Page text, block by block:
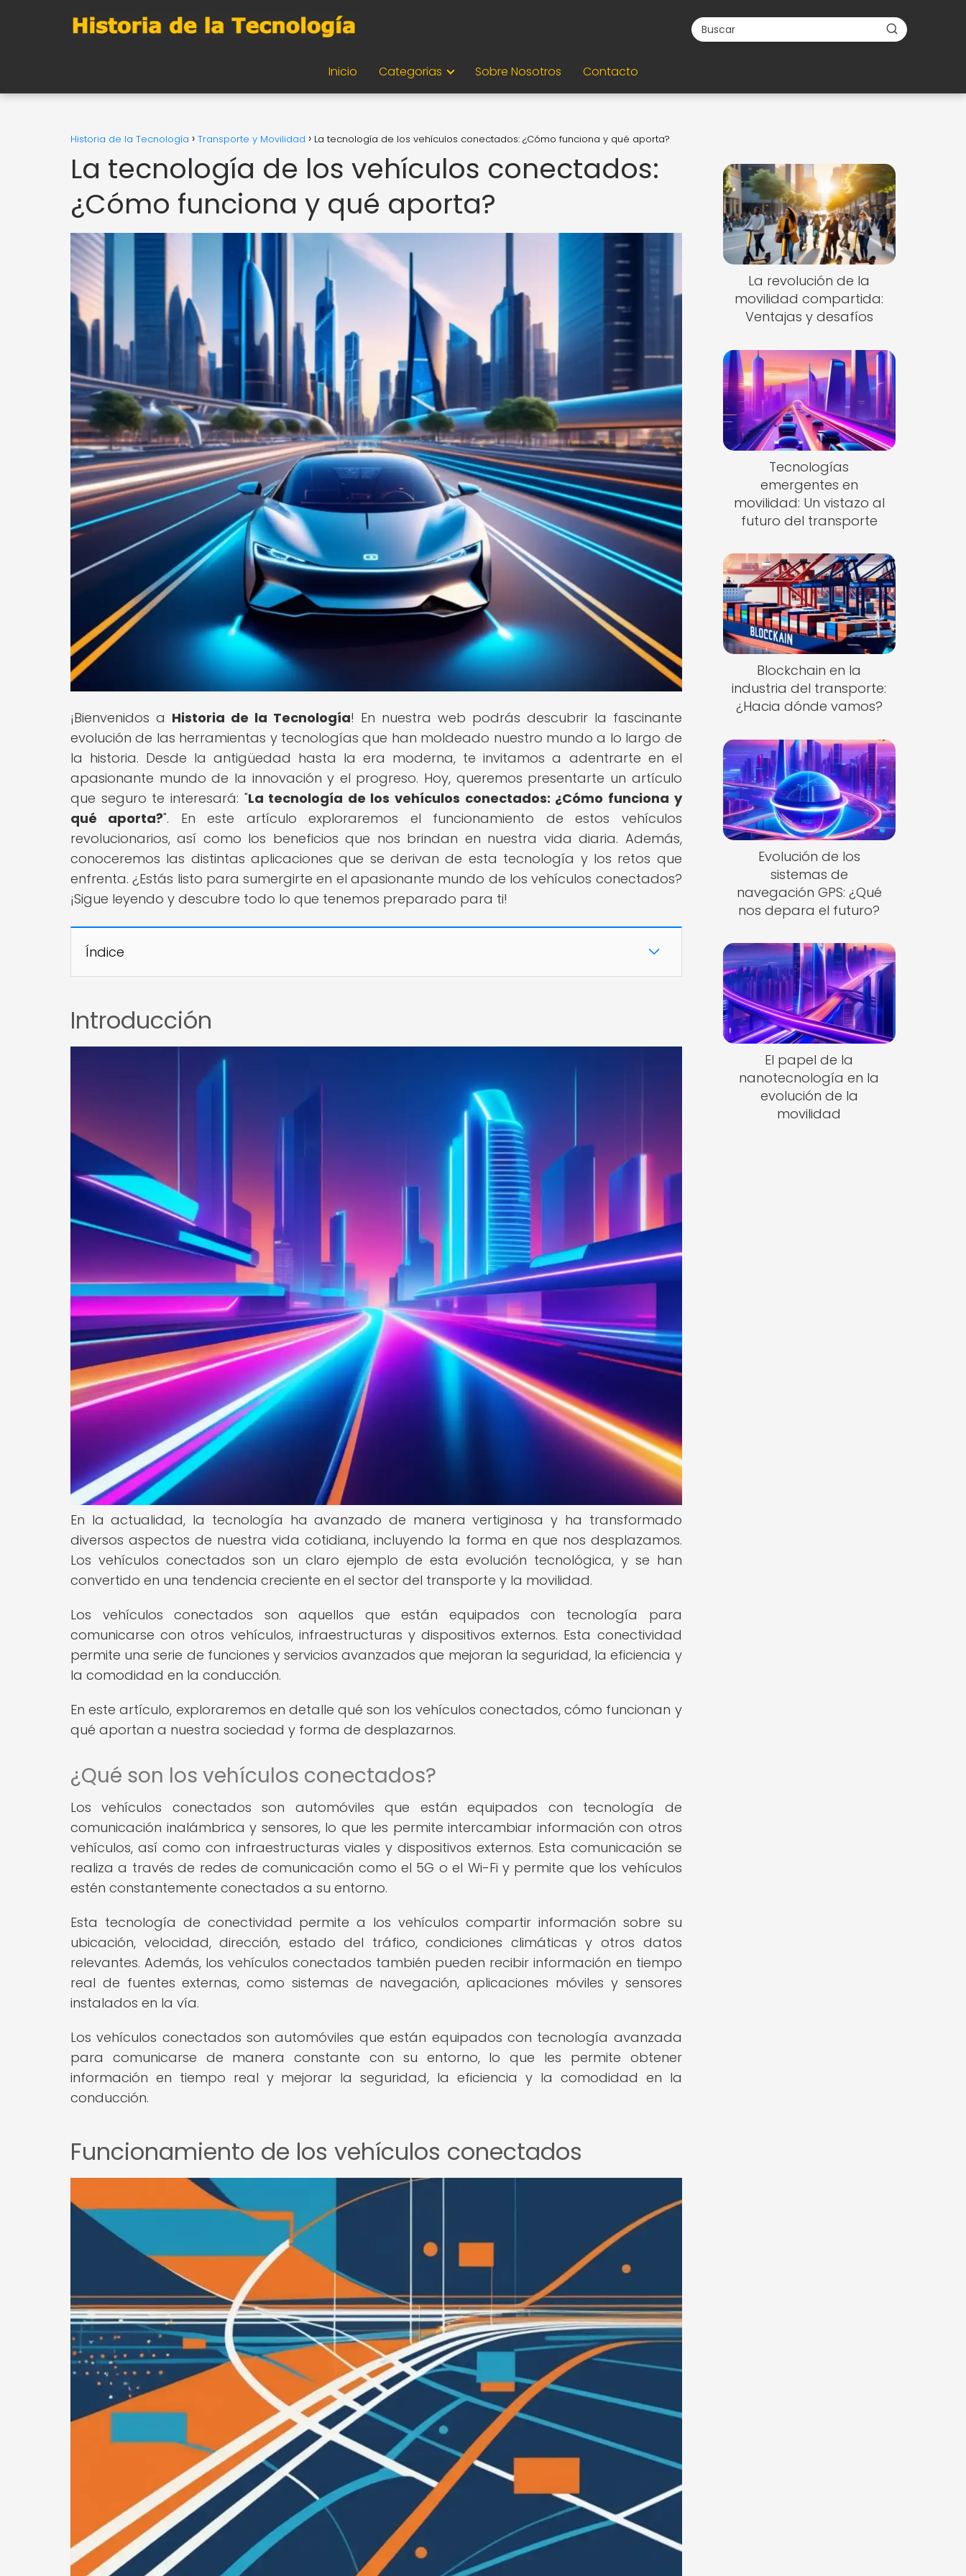
Inicio Categorias Sobre Nosotros Contacto
Historia de la Tecnología Transporte y Movilidad La tecnología de los vehículos conectados: ¿Cómo funciona y qué aporta?
La tecnología de los vehículos conectados:
¿Cómo funciona y qué aporta?
¡Bienvenidos a Historia de la Tecnología! En nuestra web podrás descubrir la fascinante
evolución de las herramientas y tecnologías que han moldeado nuestro mundo a lo largo de
la historia. Desde la antigüedad hasta la era moderna, te invitamos a adentrarte en el
apasionante mundo de la innovación y el progreso. Hoy, queremos presentarte un artículo
que seguro te interesará: "La tecnología de los vehículos conectados: ¿Cómo funciona y
qué aporta?". En este artículo exploraremos el funcionamiento de estos vehículos
revolucionarios, así como los beneficios que nos brindan en nuestra vida diaria. Además,
conoceremos las distintas aplicaciones que se derivan de esta tecnología y los retos que
enfrenta. ¿Estás listo para sumergirte en el apasionante mundo de los vehículos conectados?
¡Sigue leyendo y descubre todo lo que tenemos preparado para ti!
Índice
Introducción
En la actualidad, la tecnología ha avanzado de manera vertiginosa y ha transformado
diversos aspectos de nuestra vida cotidiana, incluyendo la forma en que nos desplazamos.
Los vehículos conectados son un claro ejemplo de esta evolución tecnológica, y se han
convertido en una tendencia creciente en el sector del transporte y la movilidad.
Los vehículos conectados son aquellos que están equipados con tecnología para
comunicarse con otros vehículos, infraestructuras y dispositivos externos. Esta conectividad
permite una serie de funciones y servicios avanzados que mejoran la seguridad, la eficiencia y
la comodidad en la conducción.
En este artículo, exploraremos en detalle qué son los vehículos conectados, cómo funcionan y
qué aportan a nuestra sociedad y forma de desplazarnos.
¿Qué son los vehículos conectados?
Los vehículos conectados son automóviles que están equipados con tecnología de
comunicación inalámbrica y sensores, lo que les permite intercambiar información con otros
vehículos, así como con infraestructuras viales y dispositivos externos. Esta comunicación se
realiza a través de redes de comunicación como el 5G o el Wi-Fi y permite que los vehículos
estén constantemente conectados a su entorno.
Esta tecnología de conectividad permite a los vehículos compartir información sobre su
ubicación, velocidad, dirección, estado del tráfico, condiciones climáticas y otros datos
relevantes. Además, los vehículos conectados también pueden recibir información en tiempo
real de fuentes externas, como sistemas de navegación, aplicaciones móviles y sensores
instalados en la vía.
Los vehículos conectados son automóviles que están equipados con tecnología avanzada
para comunicarse de manera constante con su entorno, lo que les permite obtener
información en tiempo real y mejorar la seguridad, la eficiencia y la comodidad en la
conducción.
Funcionamiento de los vehículos conectados
La revolución de la
movilidad compartida:
Ventajas y desafíos
Tecnologías
emergentes en
movilidad: Un vistazo al
futuro del transporte
Blockchain en la
industria del transporte:
¿Hacia dónde vamos?
Evolución de los
sistemas de
navegación GPS: ¿Qué
nos depara el futuro?
El papel de la
nanotecnología en la
evolución de la
movilidad